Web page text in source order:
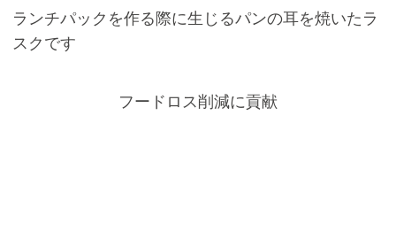
ランチパックを作る際に生じるパンの耳を焼いたラ
スクです
フードロス削減に貢献